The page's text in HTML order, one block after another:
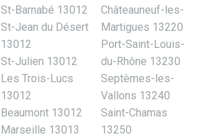
St-Barnabé 13012
St-Jean du Désert
13012
St-Julien 13012
Les Trois-Lucs
13012
Beaumont 13012
Marseille 13013
Châteauneuf-les-
Martigues 13220
Port-Saint-Louis-
du-Rhône 13230
Septèmes-les-
Vallons 13240
Saint-Chamas
13250